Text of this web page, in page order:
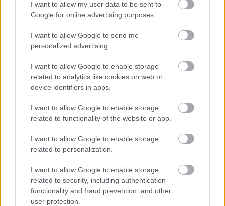
I want to allow my user data to be sent to
Google for online advertising purposes.
I want to allow Google to send me
personalized advertising.
I want to allow Google to enable storage
related to analytics like cookies on web or
device identifiers in apps.
I want to allow Google to enable storage
related to functionality of the website or app.
I want to allow Google to enable storage
related to personalization.
I want to allow Google to enable storage
related to security, including authentication
functionality and fraud prevention, and other
user protection.